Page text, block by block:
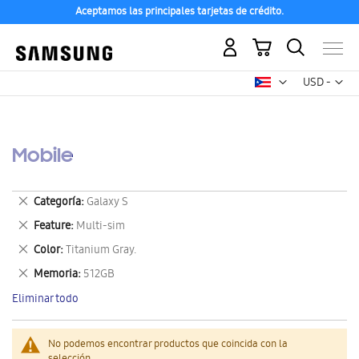
Aceptamos las principales tarjetas de crédito.
USD -
dólar
Mi carrito
Mobile
No podemos encontrar productos que coincida con la
Categoría Galaxy S
Eliminar
este
artículo
Feature Multi-sim
Eliminar
este
artículo
Color Titanium Gray.
Eliminar
este
artículo
Memoria 512GB
Eliminar
este
artículo
Eliminar todo